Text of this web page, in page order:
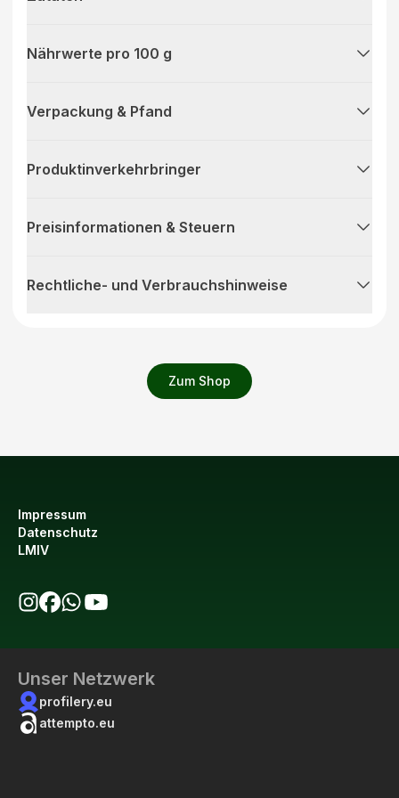
Zum Shop
Nährwerte pro 100 g
Verpackung & Pfand
Produktinverkehrbringer
Preisinformationen & Steuern
Rechtliche- und Verbrauchshinweise
Impressum
Datenschutz
LMIV
Unser Netzwerk
profilery.eu
attempto.eu